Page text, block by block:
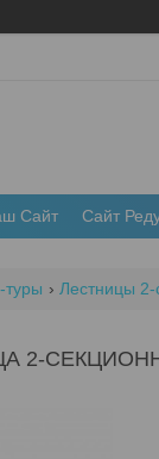
Сайт Сайт
туры Лестницы
2-